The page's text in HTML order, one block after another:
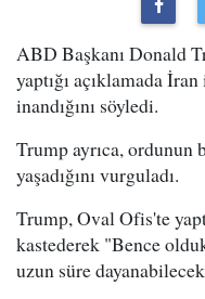
ABD Başkanı Donald
yaptığı açıklamada
inandığını söyledi.
Trump ayrıca, ordunun
yaşadığını vurguladı.
Trump, Oval Ofis'te
kastederek "Bence
uzun süre